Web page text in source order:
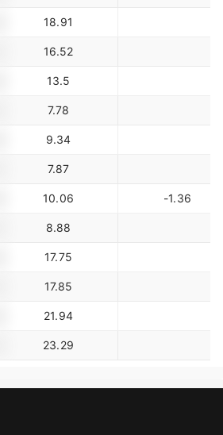
18.91
16.52
13.5
7.78
9.34
7.87
10.06 -1.36
8.88
17.75
17.85
21.94
23.29